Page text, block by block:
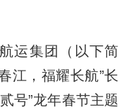
集团（以下简
江，福耀长航”长
号”龙年春节主题